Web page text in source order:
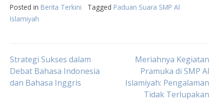
Posted in Berita Terkini Tagged Paduan Suara SMP Al
Islamiyah
Post
navigation
Strategi Sukses dalam
Debat Bahasa Indonesia
dan Bahasa Inggris
Meriahnya Kegiatan
Pramuka di SMP Al
Islamiyah: Pengalaman
Tidak Terlupakan